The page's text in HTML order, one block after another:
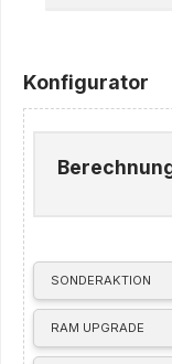
Konfigurator
SONDERAKTION
RAM UPGRADE